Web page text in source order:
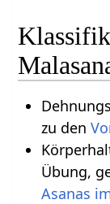
zu den
Übung,
Asanas